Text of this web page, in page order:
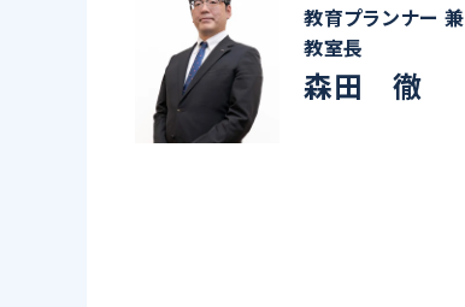
教育プランナー 兼
教室長
森田 徹